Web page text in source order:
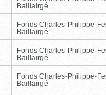
Baillairgé
Fonds Charles-Philippe-
Baillairgé
Fonds Charles-Philippe-
Baillairgé
Fonds Charles-Philippe-
Baillairgé